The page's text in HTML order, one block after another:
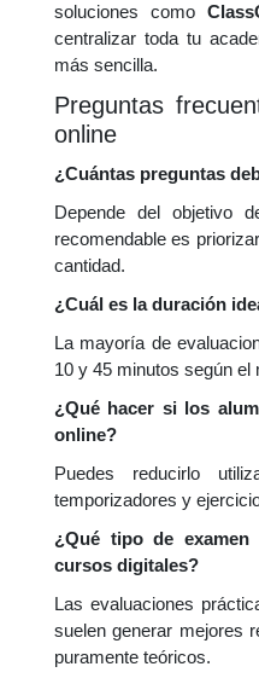
soluciones como
centralizar toda tu
más sencilla.
Preguntas
online
¿Cuántas preguntas
Depende del objetivo
recomendable es
cantidad.
¿Cuál es la duración
La mayoría de
10 y 45 minutos según el
¿Qué hacer si los
online?
Puedes reducirlo
temporizadores y
¿Qué tipo de
cursos digitales?
Las evaluaciones
suelen generar mejores
puramente teóricos.